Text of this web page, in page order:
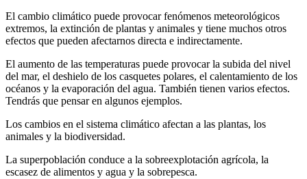
El cambio climático puede provocar fenómenos meteorológicos
extremos, la extinción de plantas y animales y tiene muchos otros
efectos que pueden afectarnos directa e indirectamente.
El aumento de las temperaturas puede provocar la subida del nivel
del mar, el deshielo de los casquetes polares, el calentamiento de los
océanos y la evaporación del agua. También tienen varios efectos.
Tendrás que pensar en algunos ejemplos.
Los cambios en el sistema climático afectan a las plantas, los
animales y la biodiversidad.
La superpoblación conduce a la sobreexplotación agrícola, la
escasez de alimentos y agua y la sobrepesca.